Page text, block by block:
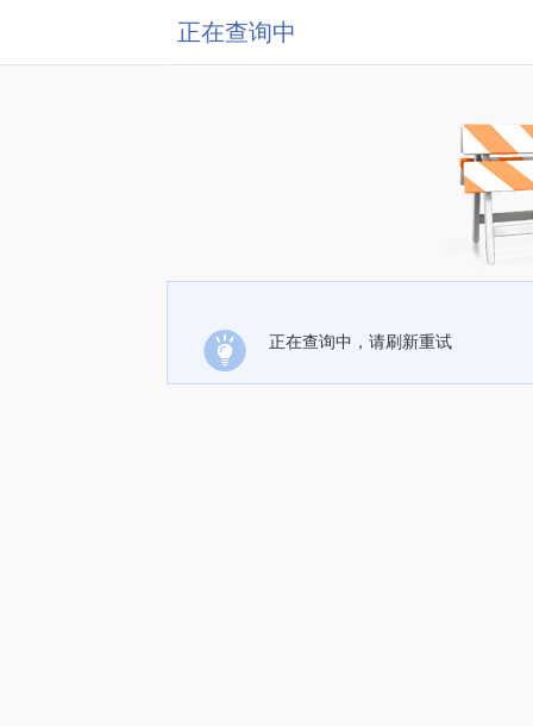
正在查询中
正在查询中，请刷新重试